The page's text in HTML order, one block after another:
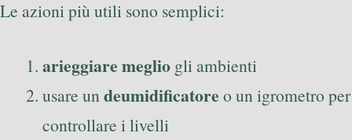
Le azioni più utili sono semplici:
arieggiare meglio gli ambienti
usare undeumidificatore o un igrometro per
controllare i livelli